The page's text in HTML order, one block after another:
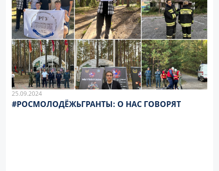
25.09.2024
#РОСМОЛОДЁЖЬГРАНТЫ: О НАС ГОВОРЯТ